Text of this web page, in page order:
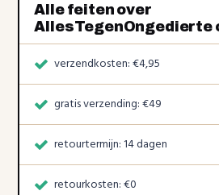
Alle feiten over
AllesTegenOngedierte
verzendkosten: €4,95
gratis verzending: €49
retourtermijn: 14 dagen
retourkosten: €0